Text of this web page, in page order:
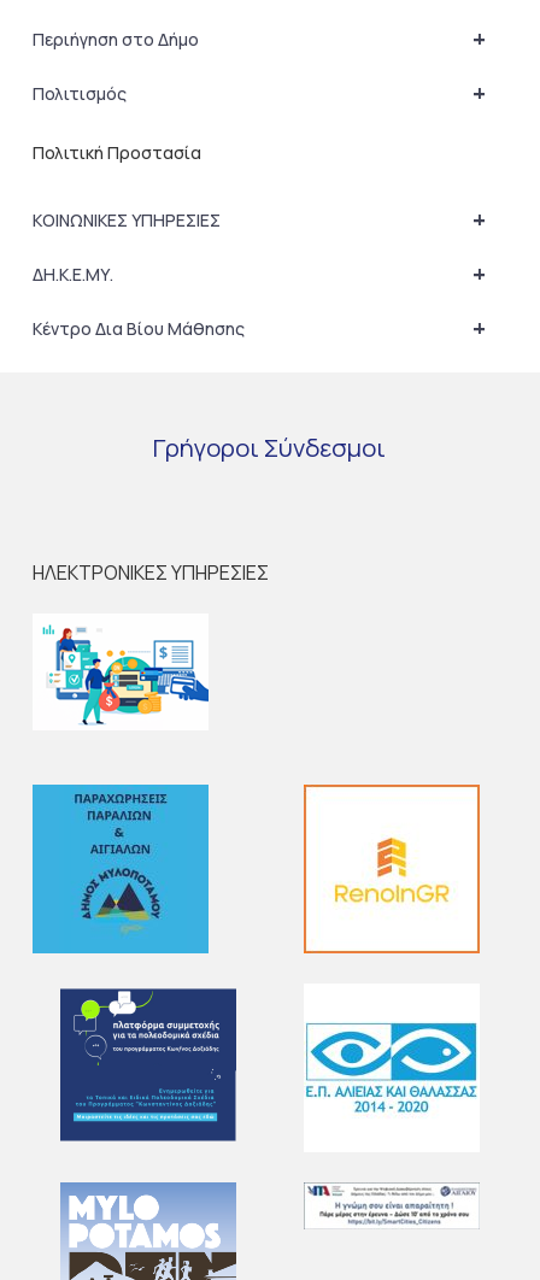
+
Περιήγηση στο Δήμο
+
Πολιτισμός
Πολιτική Προστασία
+
ΚΟΙΝΩΝΙΚΕΣ ΥΠΗΡΕΣΙΕΣ
+
ΔΗ.Κ.Ε.ΜΥ.
+
Κέντρο Δια Βίου Μάθησης
Γρήγοροι Σύνδεσμοι
ΗΛΕΚΤΡΟΝΙΚΕΣ ΥΠΗΡΕΣΙΕΣ